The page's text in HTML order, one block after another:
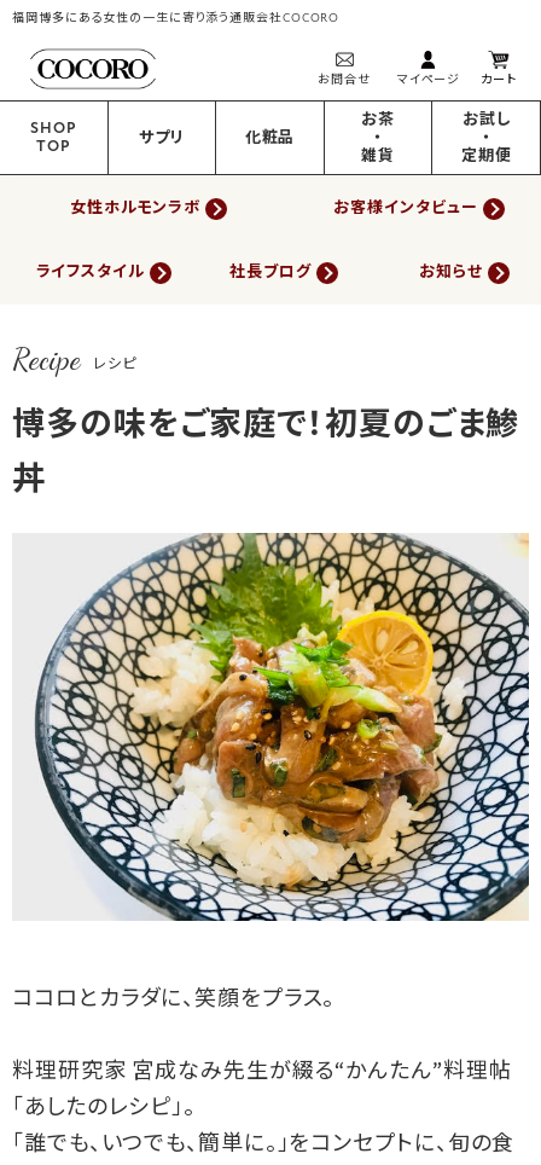
福岡博多にある女性の一生に寄り添う通販会社COCORO
お問合せ マイページ カート
SHOP
TOP
サプリ 化粧品
お茶
・
雑貨
お試し
・
定期便
女性ホルモンラボ お客様インタビュー
ライフスタイル 社長ブログ お知らせ
Recipe レシピ
博多の味をご家庭で！初夏のごま鯵
丼
ココロとカラダに、笑顔をプラス。
料理研究家 宮成なみ先生が綴る“かんたん”料理帖
「あしたのレシピ」。
「誰でも、いつでも、簡単に。」をコンセプトに、旬の食